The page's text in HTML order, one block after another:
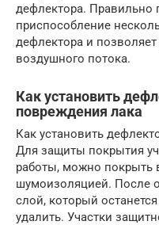
дефлектора. Правильно
приспособление
дефлектора и
воздушного потока.
Как установить
повреждения лака
Как установить
Для защиты покрытия
работы, можно покрыть
шумоизоляцией. После
слой, который
удалить. Участки